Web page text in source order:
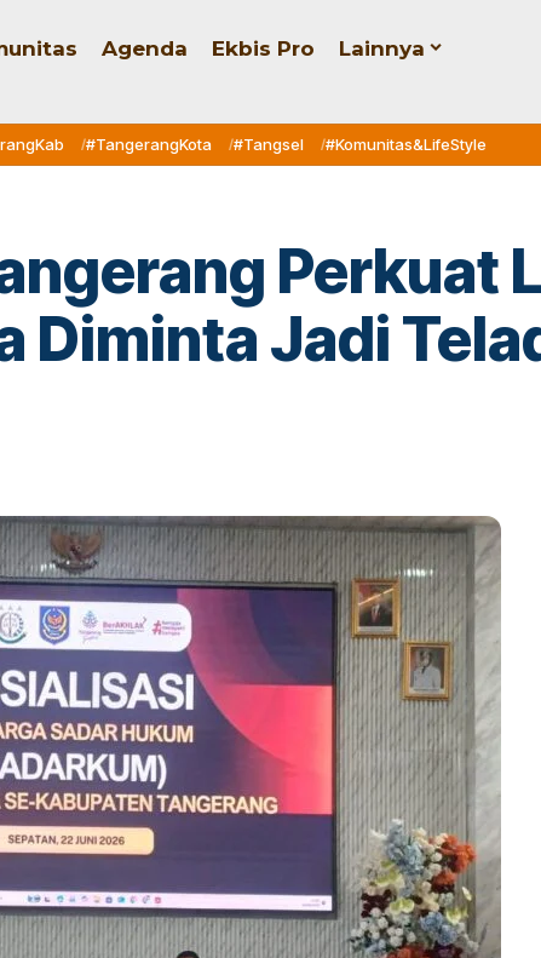
Agenda Ekbis Pro Lainnya
#TangerangKota #Tangsel #Komunitas&LifeStyle
Perkuat
Diminta Jadi